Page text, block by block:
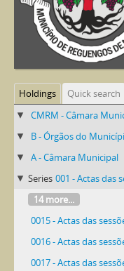
Holdings
Quick search
CMRM - Câmara
B - Órgãos do
A - Câmara Municipal
Series 001 - Actas das
14 more...
0015 - Actas das
0016 - Actas das
0017 - Actas das